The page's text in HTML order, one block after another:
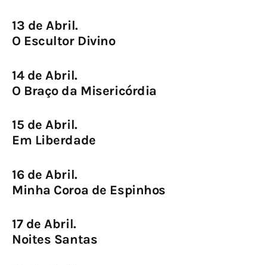
13 de Abril.
O Escultor Divino
14 de Abril.
O Braço da Misericórdia
15 de Abril.
Em Liberdade
16 de Abril.
Minha Coroa de Espinhos
17 de Abril.
Noites Santas